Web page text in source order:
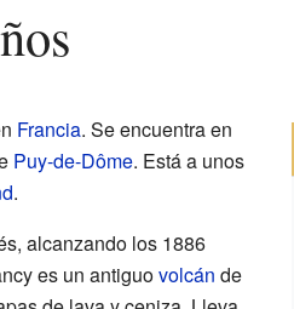
Francia. Se encuentra en
Puy-de-Dôme. Está a unos
.
alcanzando los 1886
es un antiguovolcán de